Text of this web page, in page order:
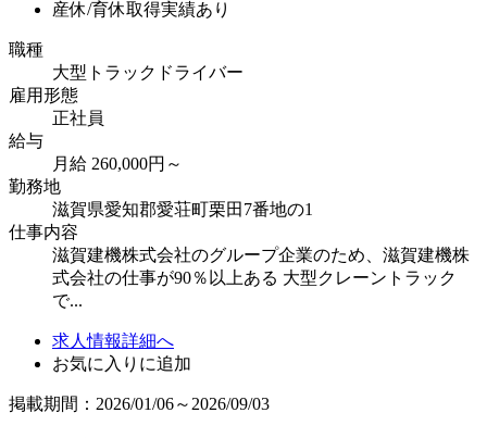
産休/育休取得実績あり
職種
大型トラックドライバー
雇用形態
正社員
給与
月給 260,000円～
勤務地
滋賀県愛知郡愛荘町栗田7番地の1
仕事内容
滋賀建機株式会社のグループ企業のため、滋賀建機株
式会社の仕事が90％以上ある 大型クレーントラック
で...
求人情報詳細へ
お気に入りに追加
掲載期間：2026/01/06～2026/09/03